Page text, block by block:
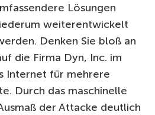
Lösungen
weiterentwickelt
Denken Sie bloß an
die Firma Dyn, Inc. im
Internet für mehrere
Durch das maschinelle
der Attacke deutlich